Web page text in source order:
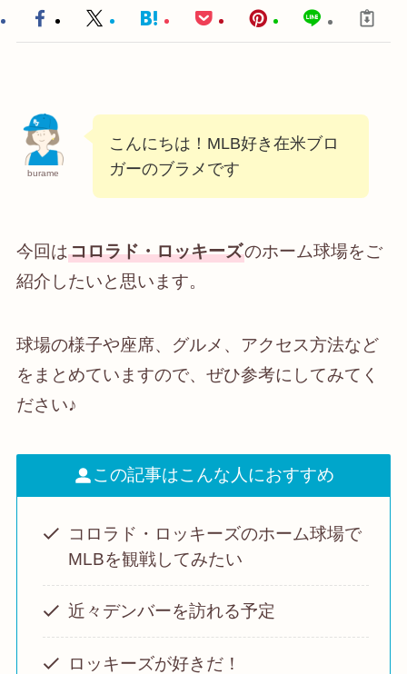
burame
こんにちは！MLB好き在米ブロ
ガーのブラメです
今回はコロラド・ロッキーズのホーム球場をご
紹介したいと思います。
球場の様子や座席、グルメ、アクセス方法など
をまとめていますので、ぜひ参考にしてみてく
ださい♪
この記事はこんな人におすすめ
コロラド・ロッキーズのホーム球場で
MLBを観戦してみたい
近々デンバーを訪れる予定
ロッキーズが好きだ！